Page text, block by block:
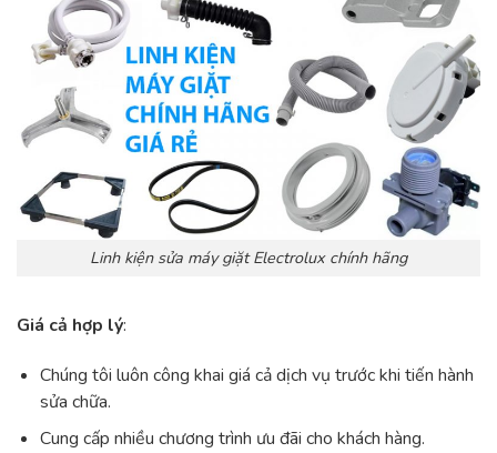
Linh kiện sửa máy giặt Electrolux chính hãng
Giá cả hợp lý:
Chúng tôi luôn công khai giá cả dịch vụ trước khi tiến hành
sửa chữa.
Cung cấp nhiều chương trình ưu đãi cho khách hàng.